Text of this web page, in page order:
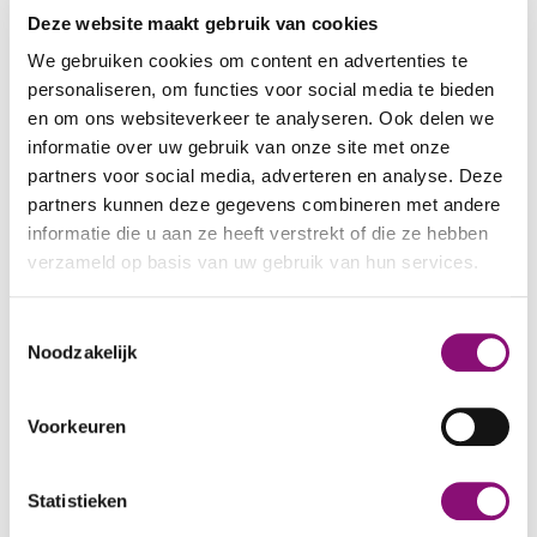
Deze website maakt gebruik van cookies
We gebruiken cookies om content en advertenties te
personaliseren, om functies voor social media te bieden
en om ons websiteverkeer te analyseren. Ook delen we
informatie over uw gebruik van onze site met onze
partners voor social media, adverteren en analyse. Deze
partners kunnen deze gegevens combineren met andere
informatie die u aan ze heeft verstrekt of die ze hebben
verzameld op basis van uw gebruik van hun services.
kunnen ontvangen en verwerken.
Noodzakelijk
Voorkeuren
Statistieken
aan het juiste adres. Wil je meer informatie?
0109.
Haardhout
Bij diverse locaties zagen en kloven ze hout
voor de openhaard. Bij deBoshoeve kun je hout
kopen of laten bezorgen.
Bosgroep Pijnenburg
in Baarn, maar daar kun
je ook speciale kerstcadeaus kopen. In de
speciale verkoopkast vind je daar bijvoorbeeld
een voedertafel voor vogels,